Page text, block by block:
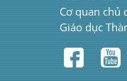
Cơ quan chủ
Giáo dục